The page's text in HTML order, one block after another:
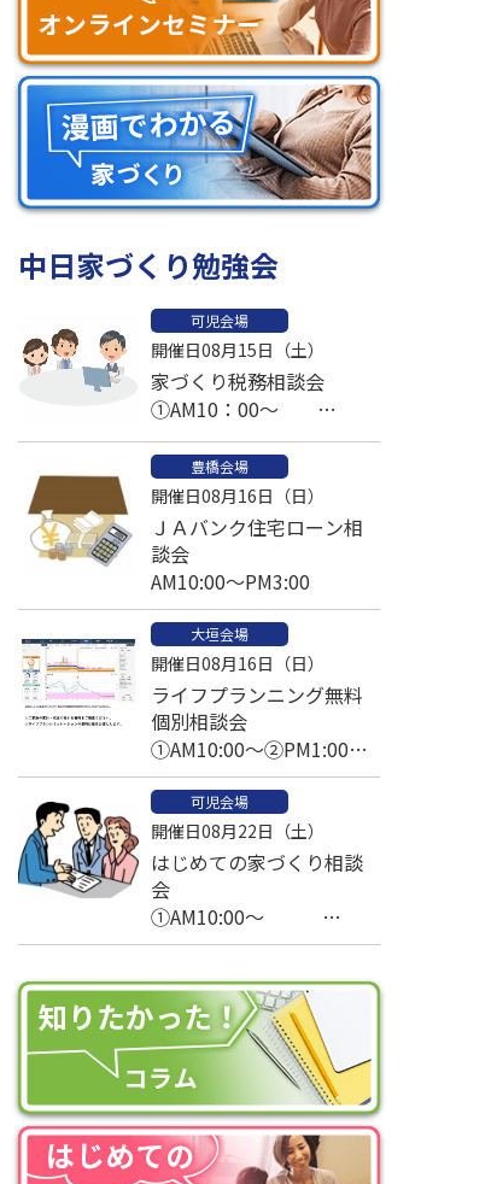
中日家づくり勉強会
可児会場
開催日08月15日（土）
家づくり税務相談会
①AM10：00～
②AM11：00～
③PM1：00～予約済
④PM2：00～
⑤PM3：00～
豊橋会場
開催日08月16日（日）
ＪＡバンク住宅ローン相
談会
AM10:00～PM3:00
大垣会場
開催日08月16日（日）
ライフプランニング無料
個別相談会
①AM10:00～②PM1:00～
③PM2:30～
可児会場
開催日08月22日（土）
はじめての家づくり相談
会
①AM10:00～
②AM11:00～
③PM1:00～
④PM2:00～
⑤PM3:00～